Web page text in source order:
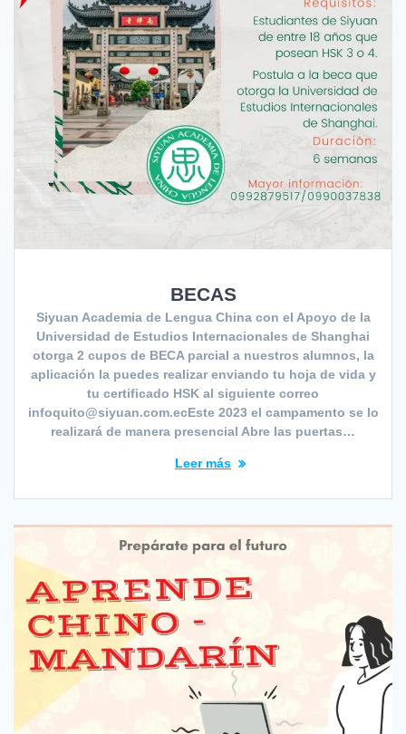
BECAS
Siyuan Academia de Lengua China con el Apoyo de la
Universidad de Estudios Internacionales de Shanghai
otorga 2 cupos de BECA parcial a nuestros alumnos, la
aplicación la puedes realizar enviando tu hoja de vida y
tu certificado HSK al siguiente correo
infoquito@siyuan.com.ecEste 2023 el campamento se lo
realizará de manera presencial Abre las puertas…
Leer más